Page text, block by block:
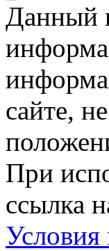
Данный
сайте,
При
ссылка
Условия